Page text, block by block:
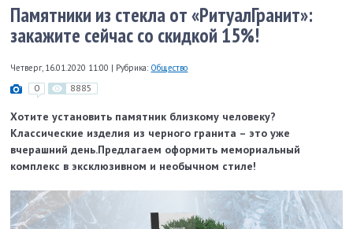
Памятники из стекла от «РитуалГранит»:
закажите сейчас со скидкой 15%!
Четверг, 16.01.2020 11:00 | Рубрика: Общество
0 8885
Хотите установить памятник близкому человеку?
Классические изделия из черного гранита – это уже
вчерашний день.Предлагаем оформить мемориальный
комплекс в эксклюзивном и необычном стиле!